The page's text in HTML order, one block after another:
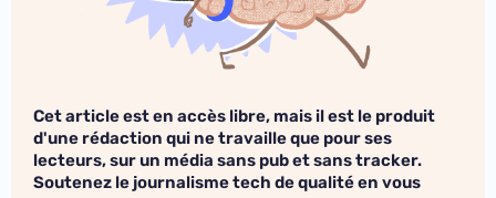
Cet article est en accès libre, mais il est le produit
d'une rédaction qui ne travaille que pour ses
lecteurs, sur un média sans pub et sans tracker.
Soutenez le journalisme tech de qualité en vous